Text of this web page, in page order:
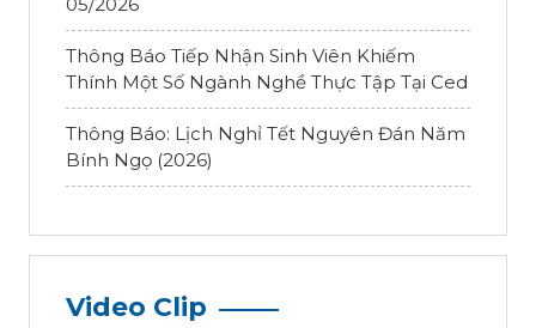
Thông Báo Tiếp Nhận Sinh Viên Khiếm
Thính Một Số Ngành Nghề Thực Tập Tại Ced
Thông Báo: Lịch Nghỉ Tết Nguyên Đán Năm
Bính Ngọ (2026)
Video Clip